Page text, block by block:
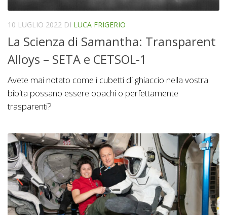
10 LUGLIO 2022 DI LUCA FRIGERIO
La Scienza di Samantha: Transparent
Alloys – SETA e CETSOL-1
Avete mai notato come i cubetti di ghiaccio nella vostra
bibita possano essere opachi o perfettamente
trasparenti?